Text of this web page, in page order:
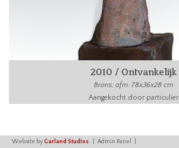
2010 / Ontvankelijk
Brons, afm. 78x36x28 cm
Aangekocht door particulier
Website byGarland Studios Admin Panel